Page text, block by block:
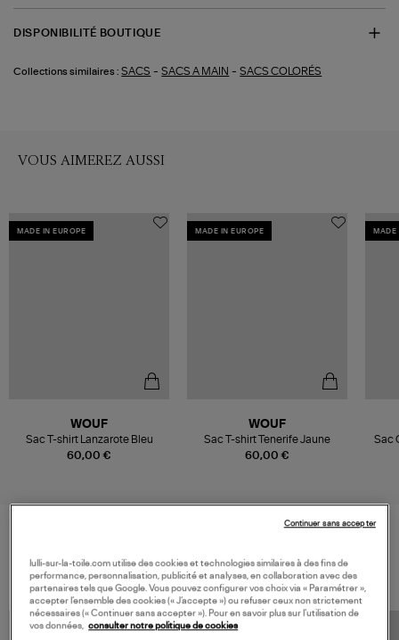
DISPONIBILITÉ BOUTIQUE
Collections similaires : SACS -SACS A MAIN -SACS COLORÉS
VOUS AIMEREZ AUSSI
MADE IN EUROPE
60,00 €
WOUF
Sac T-shirt Lanzarote Bleu
MADE IN EUROPE
60,00 €
WOUF
Sac T-shirt Tenerife Jaune
MADE
Sac
VOS DERNIERS PRODUITS VUS
lulli-sur-la-toile.com utilise des cookies et technologies similaires à des fins de
performance, personnalisation, publicité et analyses, en collaboration avec des
partenaires tels que Google. Vous pouvez configurer vos choix via « Paramétrer »,
accepter l’ensemble des cookies (« J’accepte ») ou refuser ceux non strictement
nécessaires (« Continuer sans accepter »). Pour en savoir plus sur l’utilisation de
vos données, consulter notre politique de cookies
Continuer sans accepter